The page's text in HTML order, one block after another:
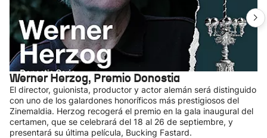
Werner Herzog, Premio Donostia
El director, guionista, productor y actor alemán será distinguido
con uno de los galardones honoríficos más prestigiosos del
Zinemaldia. Herzog recogerá el premio en la gala inaugural del
certamen, que se celebrará del 18 al 26 de septiembre, y
presentará su última película, Bucking Fastard.